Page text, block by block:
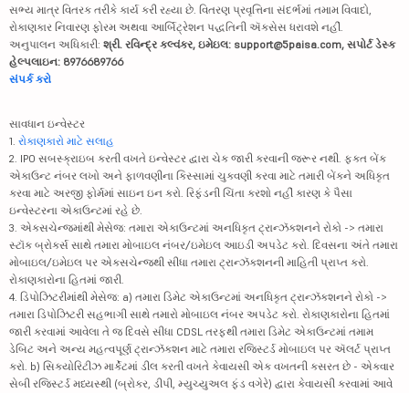
સભ્ય માત્ર વિતરક તરીકે કાર્ય કરી રહ્યા છે. વિતરણ પ્રવૃત્તિના સંદર્ભમાં તમામ વિવાદો,
રોકાણકાર નિવારણ ફોરમ અથવા આર્બિટ્રેશન પદ્ધતિની ઍક્સેસ ધરાવશે નહીં.
અનુપાલન અધિકારી: શ્રી. રવિન્દ્ર કલ્વંકર, ઇમેઇલ: support@5paisa.com, સપોર્ટ ડેસ્ક
હેલ્પલાઇન: 8976689766
સંપર્ક કરો
સાવધાન ઇન્વેસ્ટર
1. રોકાણકારો માટે સલાહ
2. IPO સબસ્ક્રાઇબ કરતી વખતે ઇન્વેસ્ટર દ્વારા ચેક જારી કરવાની જરૂર નથી. ફક્ત બેંક
એકાઉન્ટ નંબર લખો અને ફાળવણીના કિસ્સામાં ચુકવણી કરવા માટે તમારી બેંકને અધિકૃત
કરવા માટે અરજી ફોર્મમાં સાઇન ઇન કરો. રિફંડની ચિંતા કરશો નહીં કારણ કે પૈસા
ઇન્વેસ્ટરના એકાઉન્ટમાં રહે છે.
3. એક્સચેન્જમાંથી મેસેજ: તમારા એકાઉન્ટમાં અનધિકૃત ટ્રાન્ઝૅક્શનને રોકો -> તમારા
સ્ટૉક બ્રોકર્સ સાથે તમારા મોબાઇલ નંબર/ઇમેઇલ આઇડી અપડેટ કરો. દિવસના અંતે તમારા
મોબાઇલ/ઇમેઇલ પર એક્સચેન્જથી સીધા તમારા ટ્રાન્ઝૅક્શનની માહિતી પ્રાપ્ત કરો.
રોકાણકારોના હિતમાં જારી.
4. ડિપોઝિટરીમાંથી મેસેજ: a) તમારા ડિમેટ એકાઉન્ટમાં અનધિકૃત ટ્રાન્ઝૅક્શનને રોકો ->
તમારા ડિપોઝિટરી સહભાગી સાથે તમારો મોબાઇલ નંબર અપડેટ કરો. રોકાણકારોના હિતમાં
જારી કરવામાં આવેલા તે જ દિવસે સીધા CDSL તરફથી તમારા ડિમેટ એકાઉન્ટમાં તમામ
ડેબિટ અને અન્ય મહત્વપૂર્ણ ટ્રાન્ઝૅક્શન માટે તમારા રજિસ્ટર્ડ મોબાઇલ પર ઍલર્ટ પ્રાપ્ત
કરો. b) સિક્યોરિટીઝ માર્કેટમાં ડીલ કરતી વખતે કેવાયસી એક વખતની કસરત છે - એકવાર
સેબી રજિસ્ટર્ડ મધ્યસ્થી (બ્રોકર, ડીપી, મ્યુચ્યુઅલ ફંડ વગેરે) દ્વારા કેવાયસી કરવામાં આવે